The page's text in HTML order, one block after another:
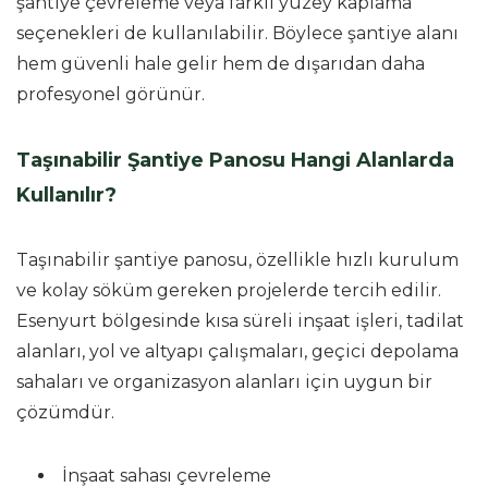
seçenekleri de kullanılabilir. Böylece şantiye alanı
hem güvenli hale gelir hem de dışarıdan daha
profesyonel görünür.
Taşınabilir Şantiye Panosu Hangi Alanlarda
Kullanılır?
Taşınabilir şantiye panosu, özellikle hızlı kurulum
ve kolay söküm gereken projelerde tercih edilir.
Esenyurt bölgesinde kısa süreli inşaat işleri, tadilat
alanları, yol ve altyapı çalışmaları, geçici depolama
sahaları ve organizasyon alanları için uygun bir
çözümdür.
İnşaat sahası çevreleme